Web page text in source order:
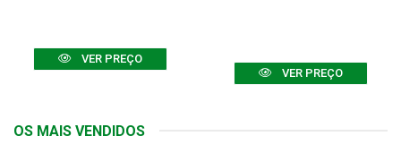
VER PREÇO
VER PREÇO
OS MAIS VENDIDOS